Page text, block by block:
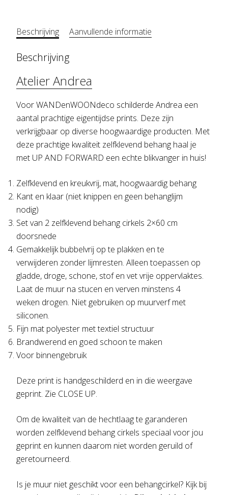
Beschrijving Aanvullende informatie
Beschrijving
Atelier Andrea
Voor WANDenWOONdeco schilderde Andrea een
aantal prachtige eigentijdse prints. Deze zijn
verkrijgbaar op diverse hoogwaardige producten. Met
deze prachtige kwaliteit zelfklevend behang haal je
met UP AND FORWARD een echte blikvanger in huis!
Zelfklevend en kreukvrij, mat, hoogwaardig behang
Kant en klaar (niet knippen en geen behanglijm
nodig)
Set van 2 zelfklevend behang cirkels 2×60 cm
doorsnede
Gemakkelijk bubbelvrij op te plakken en te
verwijderen zonder lijmresten. Alleen toepassen op
gladde, droge, schone, stof en vet vrije oppervlaktes.
Laat de muur na stucen en verven minstens 4
weken drogen. Niet gebruiken op muurverf met
siliconen.
Fijn mat polyester met textiel structuur
Brandwerend en goed schoon te maken
Voor binnengebruik
Deze print is handgeschilderd en in die weergave
geprint. Zie CLOSE UP.
Om de kwaliteit van de hechtlaag te garanderen
worden zelfklevend behang cirkels speciaal voor jou
geprint en kunnen daarom niet worden geruild of
geretourneerd.
Is je muur niet geschikt voor een behangcirkel? Kijk bij